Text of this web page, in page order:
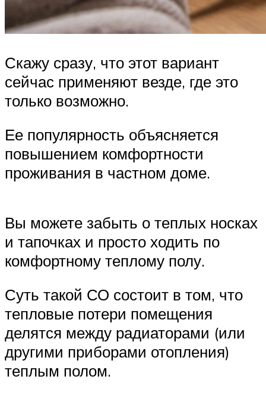
Скажу сразу, что этот вариант
сейчас применяют везде, где это
только возможно.
Ее популярность объясняется
повышением комфортности
проживания в частном доме.
Вы можете забыть о теплых носках
и тапочках и просто ходить по
комфортному теплому полу.
Суть такой СО состоит в том, что
тепловые потери помещения
делятся между радиаторами (или
другими приборами отопления)
теплым полом.